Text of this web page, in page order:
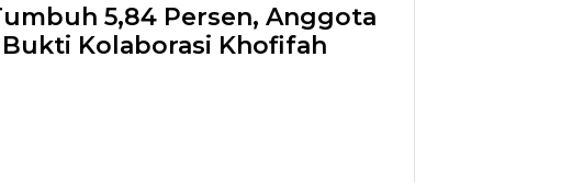
5,84 Persen, Anggota
Bukti Kolaborasi Khofifah